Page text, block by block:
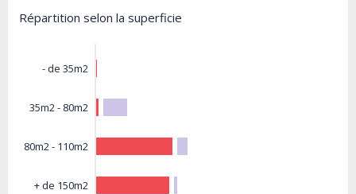
Répartition selon la superficie
- de 35m2
35m2 - 80m2
80m2 - 110m2
+ de 150m2